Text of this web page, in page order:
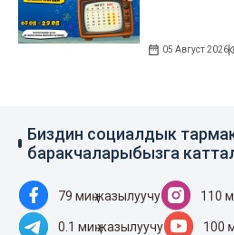
05 Август 2026
Биздин социалдык
баракчаларыбызга
79 миң жазылуучу 110
0.1 миң жазылуучу 100